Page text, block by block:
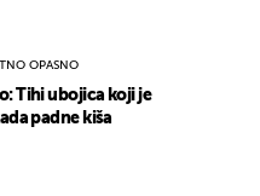
OPASNO
Tihi ubojica koji je
padne kiša